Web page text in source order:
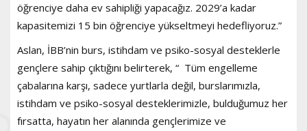
öğrenciye daha ev sahipliği yapacağız. 2029’a kadar
kapasitemizi 15 bin öğrenciye yükseltmeyi hedefliyoruz.”
Aslan, İBB’nin burs, istihdam ve psiko-sosyal desteklerle
gençlere sahip çıktığını belirterek, “ Tüm engelleme
çabalarına karşı, sadece yurtlarla değil, burslarımızla,
istihdam ve psiko-sosyal desteklerimizle, bulduğumuz her
fırsatta, hayatın her alanında gençlerimize ve